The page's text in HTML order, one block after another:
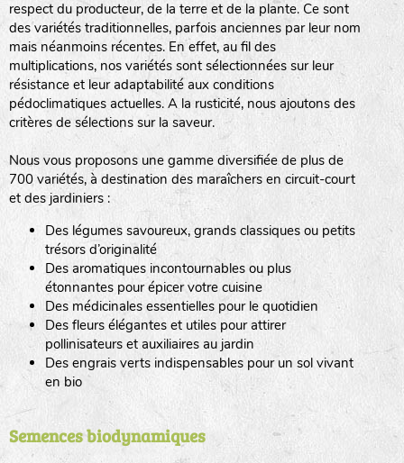
respect du producteur, de la terre et de la plante. Ce sont
des variétés traditionnelles, parfois anciennes par leur nom
mais néanmoins récentes. En effet, au fil des
multiplications, nos variétés sont sélectionnées sur leur
résistance et leur adaptabilité aux conditions
pédoclimatiques actuelles. A la rusticité, nous ajoutons des
critères de sélections sur la saveur.
Nous vous proposons une gamme diversifiée de plus de
700 variétés, à destination des maraîchers en circuit-court
et des jardiniers :
Des légumes savoureux, grands classiques ou petits
trésors d’originalité
Des aromatiques incontournables ou plus
étonnantes pour épicer votre cuisine
Des médicinales essentielles pour le quotidien
Des fleurs élégantes et utiles pour attirer
pollinisateurs et auxiliaires au jardin
Des engrais verts indispensables pour un sol vivant
en bio
Semences biodynamiques
haies
zone sauvage
tas de compost
fleurs
animaux domestiques
animaux sauvages